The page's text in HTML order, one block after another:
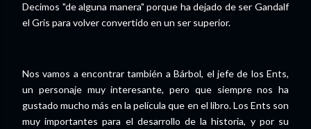
Decimos "de alguna manera" porque ha dejado de ser Gandalf
el Gris para volver convertido en un ser superior.
Nos vamos a encontrar también a Bárbol, el jefe de los Ents,
un personaje muy interesante, pero que siempre nos ha
gustado mucho más en la película que en el libro. Los Ents son
muy importantes para el desarrollo de la historia, y por su